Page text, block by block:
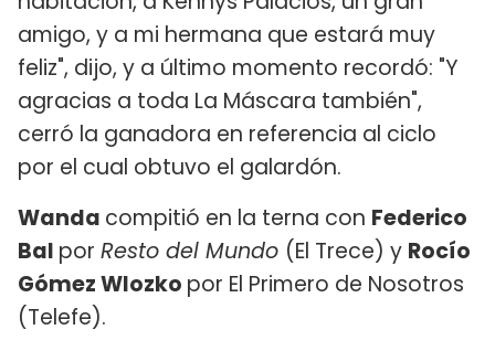
amigo, y a mi hermana que estará muy
feliz", dijo, y a último momento recordó: "Y
agracias a toda La Máscara también",
cerró la ganadora en referencia al ciclo
por el cual obtuvo el galardón.
Wanda compitió en la terna con Federico
Bal por Resto del Mundo (El Trece) y Rocío
Gómez Wlozko por El Primero de Nosotros
(Telefe).